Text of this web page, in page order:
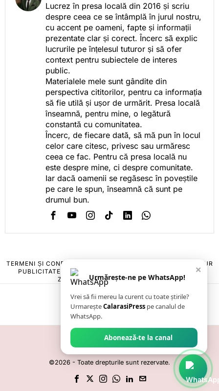
Lucrez în presa locală din 2016 și scriu
despre ceea ce se întâmplă în jurul nostru,
cu accent pe oameni, fapte și informații
prezentate clar și corect. Încerc să explic
lucrurile pe înțelesul tuturor și să ofer
context pentru subiectele de interes
public.
Materialele mele sunt gândite din
perspectiva cititorilor, pentru ca informația
să fie utilă și ușor de urmărit. Presa locală
înseamnă, pentru mine, o legătură
constantă cu comunitatea.
Încerc, de fiecare dată, să mă pun în locul
celor care citesc, privesc sau urmăresc
ceea ce fac. Pentru că presa locală nu
este despre mine, ci despre comunitate.
Iar dacă oamenii se regăsesc în poveștile
pe care le spun, înseamnă că sunt pe
drumul bun.
TERMENI ȘI CONDIȚII
POLITICA DE ANULARE & RETUR
PUBLICITATE ONLINE & TIPĂRITĂ
CONTACT
ZIARUL ANUNȚUL CĂLĂRĂȘEAN
©2026 - Toate drepturile sunt rezervate.
×
Urmărește-ne pe WhatsApp!
Vrei să fii mereu la curent cu toate știrile?
UrmareșteCalarasiPress pe canalul de
WhatsApp.
Abonează-te la canal